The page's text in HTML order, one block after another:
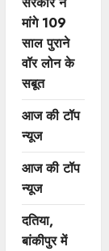
मांगे 109
साल पुराने
वॉर लोन के
सबूत
आज की टॉप
न्यूज
आज की टॉप
न्यूज
दतिया,
बांकीपुर में